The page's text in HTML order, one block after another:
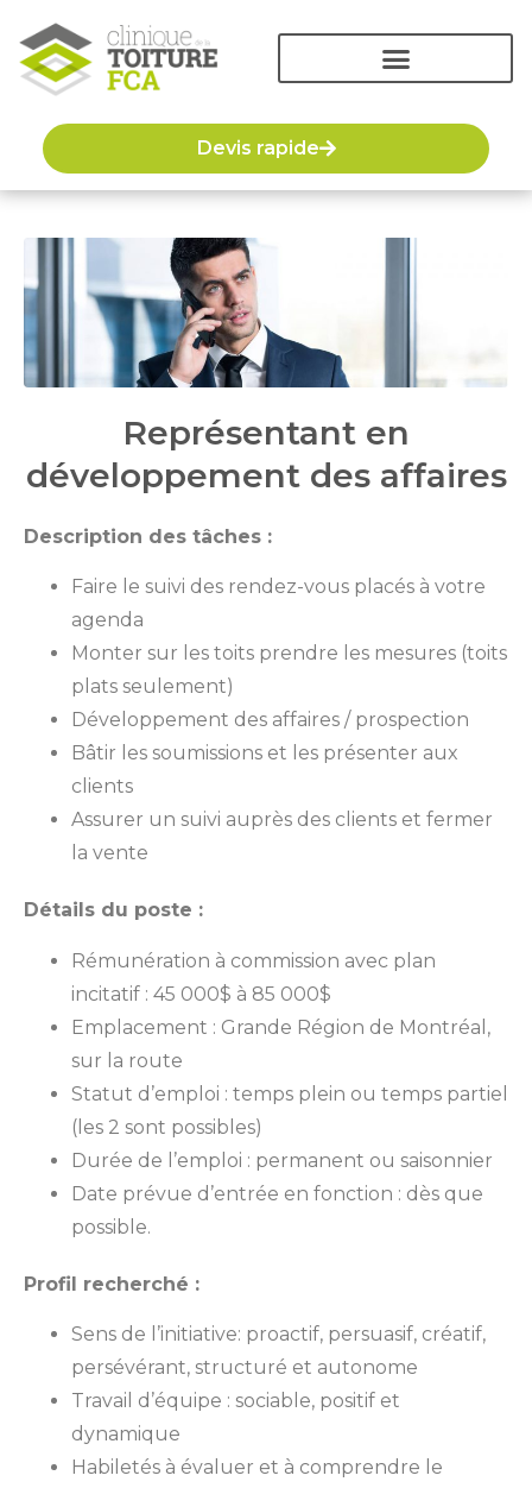
Devis rapide
Représentant en
développement des affaires
Description des tâches :
Faire le suivi des rendez-vous placés à votre
agenda
Monter sur les toits prendre les mesures (toits
plats seulement)
Développement des affaires / prospection
Bâtir les soumissions et les présenter aux
clients
Assurer un suivi auprès des clients et fermer
la vente
Détails du poste :
Rémunération à commission avec plan
incitatif : 45 000$ à 85 000$
Emplacement : Grande Région de Montréal,
sur la route
Statut d’emploi : temps plein ou temps partiel
(les 2 sont possibles)
Durée de l’emploi : permanent ou saisonnier
Date prévue d’entrée en fonction : dès que
possible.
Profil recherché :
Sens de l’initiative: proactif, persuasif, créatif,
persévérant, structuré et autonome
Travail d’équipe : sociable, positif et
dynamique
Habiletés à évaluer et à comprendre le